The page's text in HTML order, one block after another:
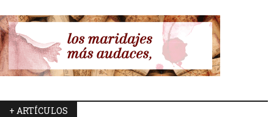
+ ARTÍCULOS